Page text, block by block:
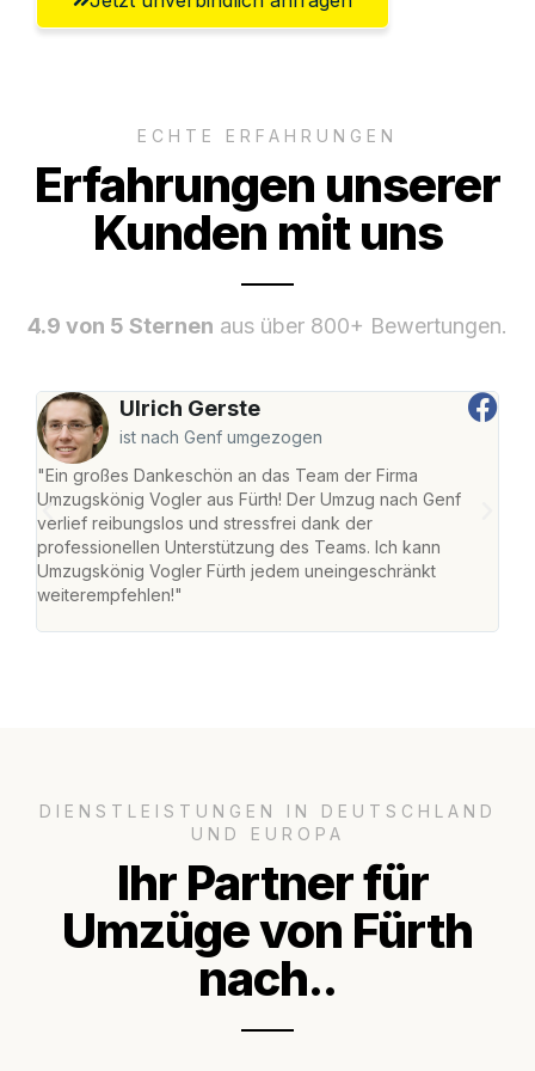
ECHTE ERFAHRUNGEN
Erfahrungen unserer
Kunden mit uns
4.9 von 5 Sternen aus über 800+ Bewertungen.
Ulrich Gerste
ist nach Genf umgezogen
"Ein großes Dankeschön an das Team der Firma
Umzugskönig Vogler aus Fürth! Der Umzug nach Genf
verlief reibungslos und stressfrei dank der
professionellen Unterstützung des Teams. Ich kann
Umzugskönig Vogler Fürth jedem uneingeschränkt
weiterempfehlen!"
DIENSTLEISTUNGEN IN DEUTSCHLAND
UND EUROPA
Ihr Partner für
Umzüge von Fürth
nach..